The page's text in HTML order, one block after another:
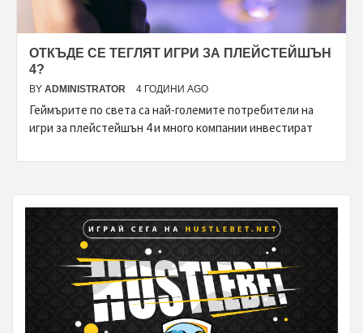
ОТКЪДЕ СЕ ТЕГЛЯТ ИГРИ ЗА ПЛЕЙСТЕЙШЪН
4?
BY ADMINISTRATOR 4 ГОДИНИ AGO
Геймърите по света са най-големите потребители на
игри за плейстейшън 4 и много компании инвестират